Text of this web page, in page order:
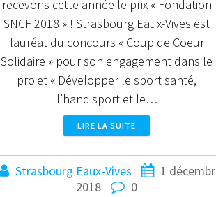
recevons cette année le prix « Fondation
SNCF 2018 » ! Strasbourg Eaux-Vives est
lauréat du concours « Coup de Coeur
Solidaire » pour son engagement dans le
projet « Développer le sport santé,
l’handisport et le…
LIRE LA SUITE
Strasbourg Eaux-Vives
1
2018
0